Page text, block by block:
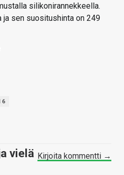
silikonirannekkeella.
ja sen suositushinta on 249
6
vielä Kirjoita kommentti →